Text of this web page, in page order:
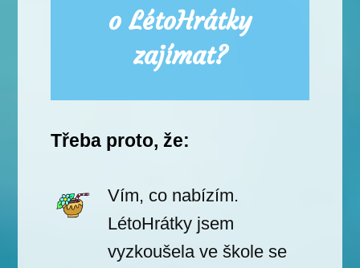
o LétoHrátky
zajímat?
Třeba proto, že:
Vím, co nabízím.
LétoHrátky jsem
vyzkoušela ve škole se